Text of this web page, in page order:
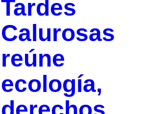
Tardes
Calurosas
reúne
ecología,